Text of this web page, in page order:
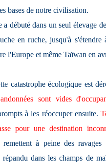
bases de notre civilisation.
a débuté dans un seul élevage
en ruche, jusqu'à
l'Europe et même Taïwan en
catastrophe écologique est
sont vides
à les réoccuper ensuite.
pour une destination
remettent à peine des
répandu dans les champs de